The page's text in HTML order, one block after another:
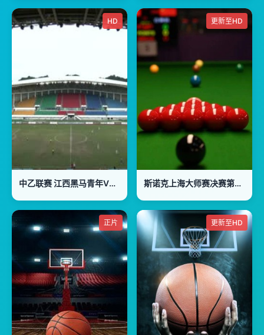
HD
中乙联赛 江西黑马青年VS广东广州豹 20240720
更新至HD
斯诺克上海大师赛决赛第一阶段：凯伦·威尔逊VS贾德·特鲁姆普
正片 更新至HD